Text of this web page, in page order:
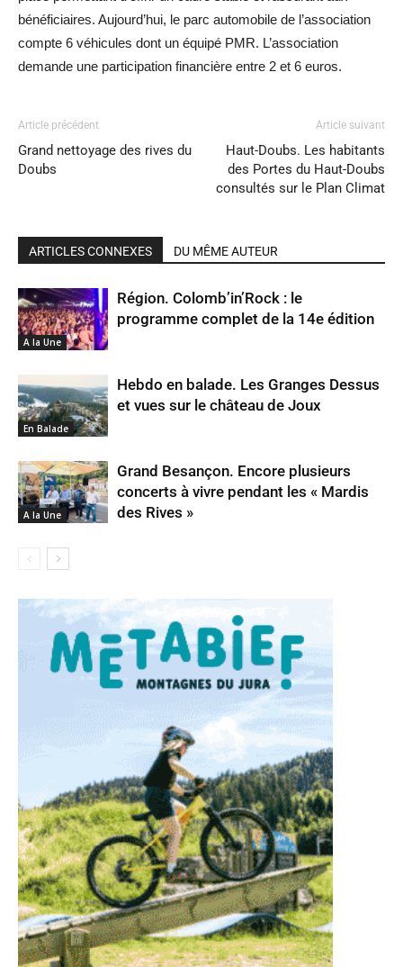
bénéficiaires. Aujourd’hui, le parc automobile de l’association
compte 6 véhicules dont un équipé PMR. L’association
demande une participation financière entre 2 et 6 euros.
Article précédent
Grand nettoyage des rives du
Doubs
Article suivant
Haut-Doubs. Les habitants
des Portes du Haut-Doubs
consultés sur le Plan Climat
ARTICLES CONNEXES DU MÊME AUTEUR
A la Une
Région. Colomb’in’Rock : le
programme complet de la 14e édition
En Balade
Hebdo en balade. Les Granges Dessus
et vues sur le château de Joux
A la Une
Grand Besançon. Encore plusieurs
concerts à vivre pendant les « Mardis
des Rives »